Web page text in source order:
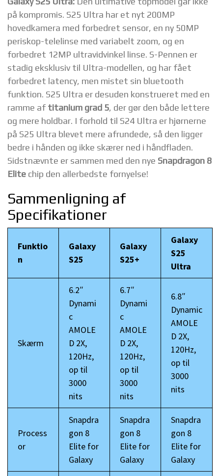
på kompromis. S25 Ultra har et nyt 200MP
hovedkamera med forbedret sensor, en ny 50MP
periskop-telelinse med variabelt zoom, og en
forbedret 12MP ultravidvinkel linse. S-Pennen er
stadig eksklusiv til Ultra-modellen, og har fået
forbedret latency, men mistet sin bluetooth
funktion. S25 Ultra er desuden konstrueret med en
ramme af titanium grad 5, der gør den både lettere
og mere holdbar. I forhold til S24 Ultra er hjørnerne
på S25 Ultra blevet mere afrundede, så den ligger
bedre i hånden og ikke skærer ned i håndfladen.
Sidstnævnte er sammen med den nye Snapdragon 8
Elite chip den allerbedste fornyelse!
Sammenligning af
Specifikationer
Funktio
n
Galaxy
S25
Galaxy
S25+
Galaxy
S25
Ultra
Skærm
6.2″
Dynami
c
AMOLE
D 2X,
120Hz,
op til
3000
nits
6.7″
Dynami
c
AMOLE
D 2X,
120Hz,
op til
3000
nits
6.8″
Dynamic
AMOLE
D 2X,
120Hz,
op til
3000
nits
Process
or
Snapdra
gon 8
Elite for
Galaxy
Snapdra
gon 8
Elite for
Galaxy
Snapdra
gon 8
Elite for
Galaxy